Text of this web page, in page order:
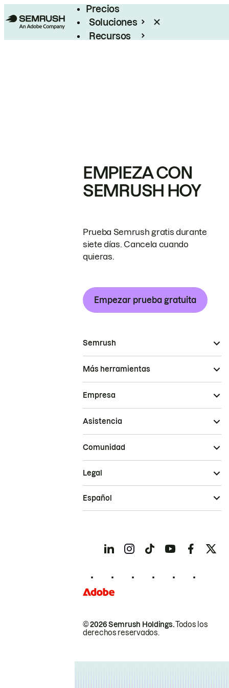
Precios
Soluciones
Recursos
EMPIEZA CON
SEMRUSH HOY
Prueba Semrush gratis durante
siete días. Cancela cuando
quieras.
Empezar prueba gratuita
Semrush
Más herramientas
Empresa
Asistencia
Comunidad
© 2026 Semrush Holdings.Todos los
derechos reservados.
Legal
Español